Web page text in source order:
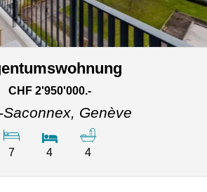
CHF 2'950'000.-
Saconnex, Genève
7 4 4